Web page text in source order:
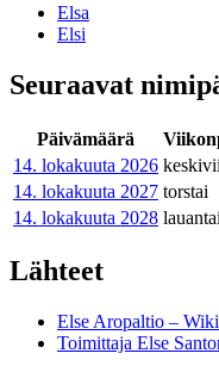
Elsa
Elsi
Seuraavat
Päivämäärä
14. lokakuuta 2026
14. lokakuuta 2027 torstai
14. lokakuuta 2028 lauantai
Lähteet
Else Aropaltio –
Toimittaja Else